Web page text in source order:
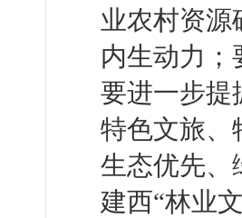
业农村资源
内生动力；
要进一步提
特色文旅、
生态优先、
建西“林业